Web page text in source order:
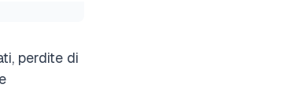
perdite di